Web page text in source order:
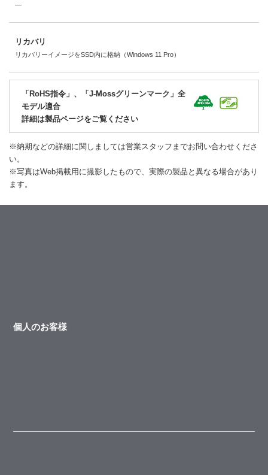
―
リカバリ
リカバリーイメージをSSD内に格納（Windows 11 Pro）
「RoHS指令」、「J-Mossグリーンマーク」全
モデル適合
詳細は製品ページをご覧ください
※納期などの詳細に関しましては営業スタッフまでお問い合わせくださ
い。
※写真はWeb掲載用に撮影したもので、実際の製品と異なる場合があり
ます。
個人のお客様